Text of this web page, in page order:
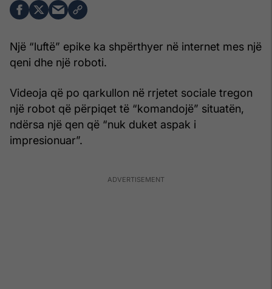
Një “luftë” epike ka shpërthyer në internet mes një
qeni dhe një roboti.
Videoja që po qarkullon në rrjetet sociale tregon
një robot që përpiqet të “komandojë” situatën,
ndërsa një qen që “nuk duket aspak i
impresionuar”.